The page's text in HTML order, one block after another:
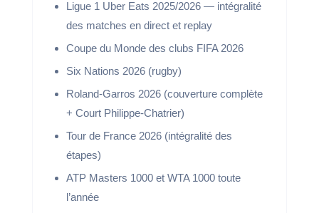
Ligue 1 Uber Eats 2025/2026 — intégralité
des matches en direct et replay
Coupe du Monde des clubs FIFA 2026
Six Nations 2026 (rugby)
Roland-Garros 2026 (couverture complète
+ Court Philippe-Chatrier)
Tour de France 2026 (intégralité des
étapes)
ATP Masters 1000 et WTA 1000 toute
l’année